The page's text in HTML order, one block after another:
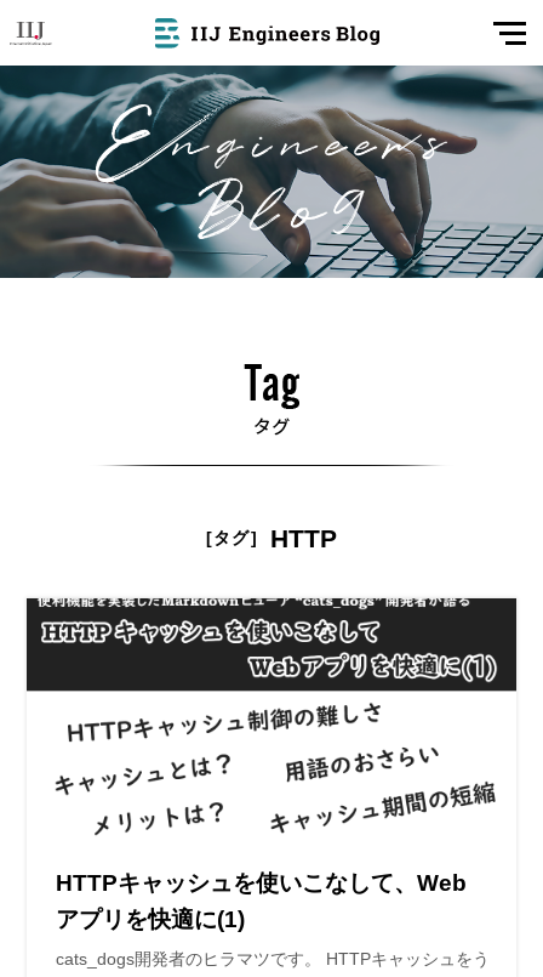
[タグ] HTTP
HTTPキャッシュを使いこなして、Web
アプリを快適に(1)
cats_dogs開発者のヒラマツです。 HTTPキャッシュをう